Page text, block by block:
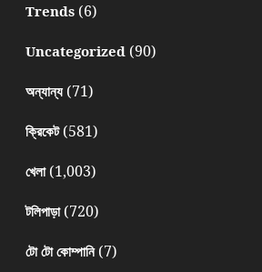
Trends(6)
Uncategorized(90)
অন্যান্য(71)
ক্রিকেট(581)
খেলা(1,003)
টলিপাড়া(720)
টো টো কোম্পানি(7)